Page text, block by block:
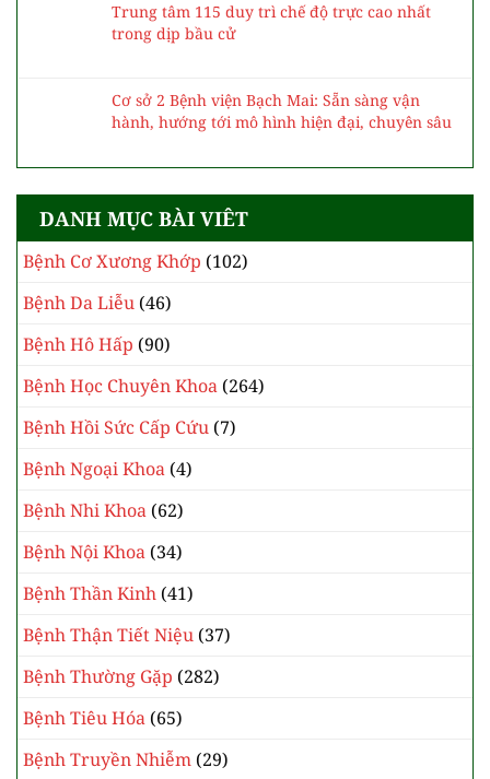
Trung tâm 115 duy trì chế độ trực cao nhất
trong dịp bầu cử
Cơ sở 2 Bệnh viện Bạch Mai: Sẵn sàng vận
hành, hướng tới mô hình hiện đại, chuyên sâu
DANH MỤC BÀI VIÊT
Bệnh Cơ Xương Khớp (102)
Bệnh Da Liễu (46)
Bệnh Hô Hấp (90)
Bệnh Học Chuyên Khoa (264)
Bệnh Hồi Sức Cấp Cứu (7)
Bệnh Ngoại Khoa (4)
Bệnh Nhi Khoa (62)
Bệnh Nội Khoa (34)
Bệnh Thần Kinh (41)
Bệnh Thận Tiết Niệu (37)
Bệnh Thường Gặp (282)
Bệnh Tiêu Hóa (65)
Bệnh Truyền Nhiễm (29)